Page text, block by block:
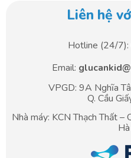
Liên hệ
Hotline (24/7):
Email:
VPGD: 9A Nghĩa
Q. Cầu
Nhà máy: KCN Thạch Thất –